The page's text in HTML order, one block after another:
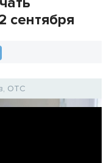
сентября
ОТС